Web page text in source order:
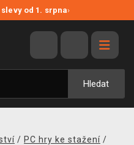
od 1. srpna›
Hledat
/ PC hry ke stažení /